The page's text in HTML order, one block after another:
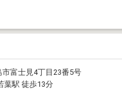
富士見4丁目23番5号
葉駅 徒歩13分